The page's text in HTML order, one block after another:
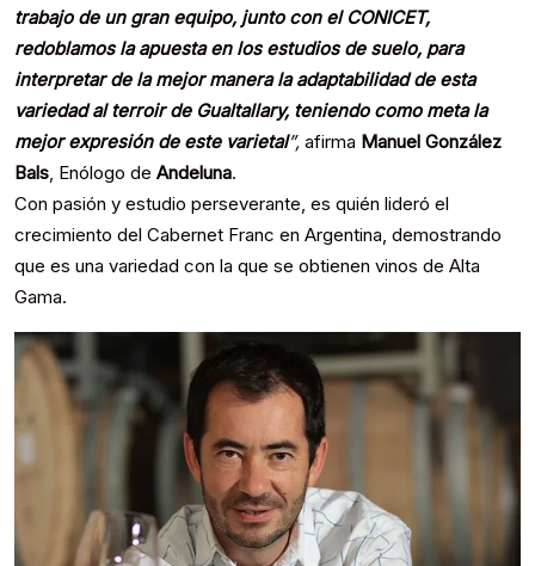
trabajo de un gran equipo, junto con el CONICET,
redoblamos la apuesta en los estudios de suelo, para
interpretar de la mejor manera la adaptabilidad de esta
variedad al terroir de Gualtallary, teniendo como meta la
mejor expresión de este varietal”, afirma Manuel González
Bals, Enólogo de Andeluna.
Con pasión y estudio perseverante, es quién lideró el
crecimiento del Cabernet Franc en Argentina, demostrando
que es una variedad con la que se obtienen vinos de Alta
Gama.